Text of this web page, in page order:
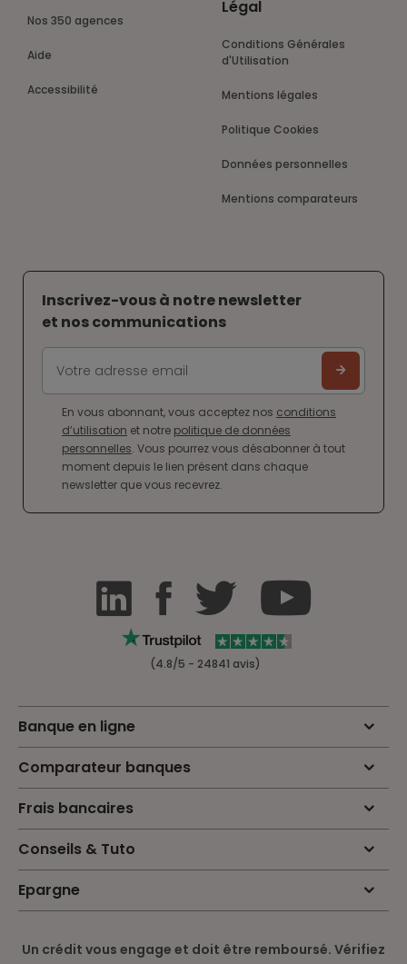
Nos 350 agences
Aide
Accessibilité
Légal
Conditions Générales
d'Utilisation
Mentions légales
Politique Cookies
Données personnelles
Mentions comparateurs
Inscrivez-vous à notre newsletter
et nos communications
En vous abonnant, vous acceptez nos conditions
d’utilisation et notre politique de données
personnelles. Vous pourrez vous désabonner à tout
moment depuis le lien présent dans chaque
newsletter que vous recevrez.
(4.8/5 - 24841 avis)
Banque en ligne
Comparateur banques
Frais bancaires
Conseils & Tuto
Epargne
Un crédit vous engage et doit être remboursé. Vérifiez